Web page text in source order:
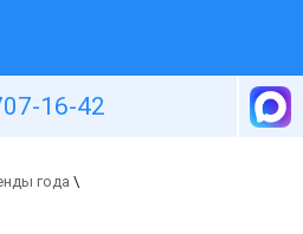
16-42
года \